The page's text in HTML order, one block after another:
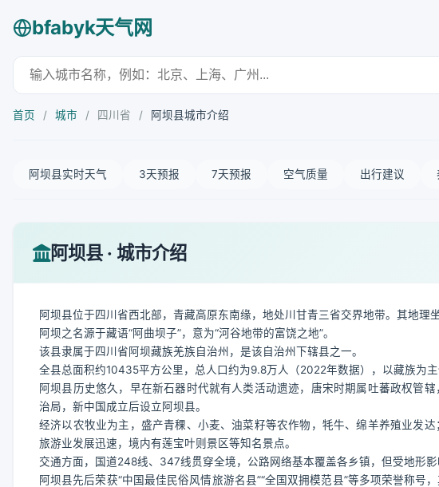
bfabyk天气网
首页 / 城市 / 四川省 / 阿坝县城市介绍
阿坝县实时天气 3天预报 7天预报 空气质量 出行建议
阿坝县 · 城市介绍
阿坝县位于四川省西北部，青藏高原东南缘，地处川甘青三省交界地带。其地理坐
阿坝之名源于藏语“阿曲坝子”，意为“河谷地带的富饶之地”。
该县隶属于四川省阿坝藏族羌族自治州，是该自治州下辖县之一。
全县总面积约10435平方公里，总人口约为9.8万人（2022年数据），以藏族为
阿坝县历史悠久，早在新石器时代就有人类活动遗迹，唐宋时期属吐蕃政权管
治局，新中国成立后设立阿坝县。
经济以农牧业为主，盛产青稞、小麦、油菜籽等农作物，牦牛、绵羊养殖业发
旅游业发展迅速，境内有莲宝叶则景区等知名景点。
交通方面，国道248线、347线贯穿全境，公路网络基本覆盖各乡镇，但受地形影
阿坝县先后荣获“中国最佳民俗风情旅游名县”“全国双拥模范县”等多项荣誉称